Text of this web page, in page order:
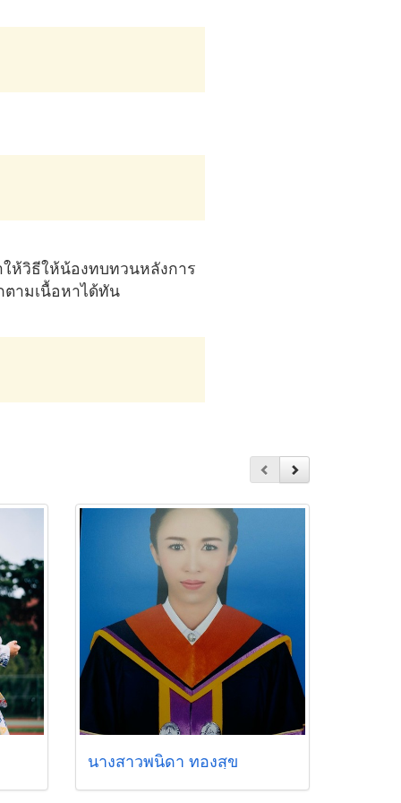
ห้วิธีให้น้องทบทวนหลังการ
ตามเนื้อหาได้ทัน
นางสาวพนิดา ทองสุข